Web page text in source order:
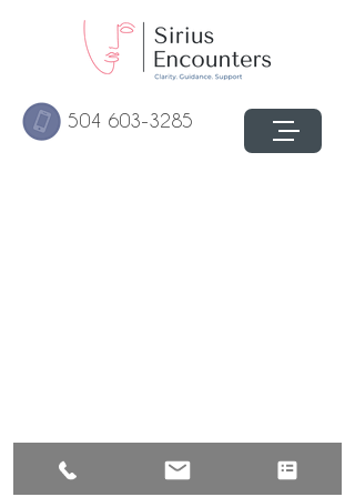
504 603-3285